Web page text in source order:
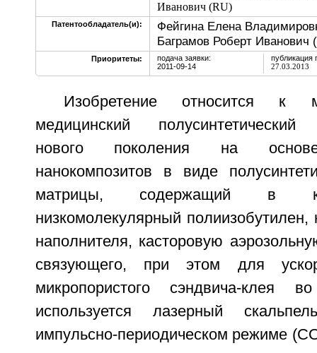
Иванович (RU)
Патентообладатель(и):
Фейгина Елена
Баграмов Роберт Иванович
Приоритеты:
подача заявки:
2011-09-14
публикация
27.03.2013
Изобретение относится к
медицинский полусинтетический
нового поколения на
нанокомпозитов в виде
матрицы, содержащий в
низкомолекулярный полиизобутилен,
наполнителя, касторовую
связующего, при этом для
микропористого сэндвича-клея
используется лазерный
импульсно-периодическом режиме